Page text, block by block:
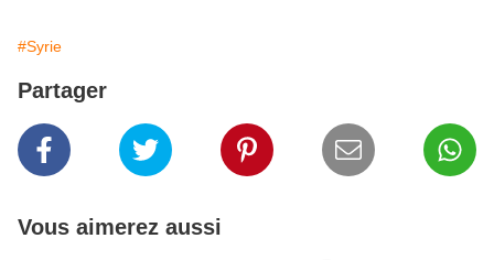
#Syrie
Partager
Vous aimerez aussi